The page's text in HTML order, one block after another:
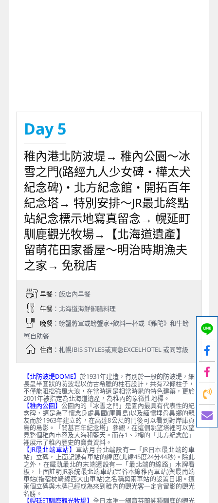
Day 5
稚內港北防波堤→ 稚內公園～冰
雪之門(路經九人少女碑‧樺太犬
紀念碑)‧北方紀念館‧開拓百年
紀念塔→ 特別安排～JR最北終點
站紀念標示地寫真留念→ 幌延町
馴鹿觀光牧場→【北海道遺產】
留萌花田家番屋～明治時期漁夫
之家→ 免稅店
早餐：飯店內早餐
午餐：北海道海鮮御膳料理
晚餐：螃蟹將軍或螃蟹家+飲料一杯或《難陀》和牛螃
蟹自助餐
住宿：札幌IBIS STYLES或東急EXCELHOTEL 或同等級
【北防波堤DOME】 於1931年建造，有別於一般的防波堤，細
長呈半圓狀的防波堤以仿古希臘的柱石設計，共有72條柱子，
不僅能阻擋強風大浪，在當時還是相當時髦的特色建築，更於
2001年被指定為北海道遺產，為稚內的象徵性地標。
【稚內公園】公園內的「冰雪之門」是園內最具有代表性的紀
念碑，這是為了懷念身處異國(庫頁島)以及緬懷埋骨異鄉的親
友而於1963年建立的，在高達8公尺的門後可以看到對岸庫頁
島的島影。「開基百年紀念塔」參觀，在這個眺望塔裡可以望
見整個稚內市容及大海和藍天。而在1、2樓的「北方紀念館」
裡展示了稚內歷史的寶貴資料。
【JR最北端車站】 車站月台北端設有一「JR日本最北端的車
站」立碑，上面記錄有車站的緯度(北緯45度24分44秒)。除此
之外，在鐵軌最北的末端還設有一「最北端的線路」木牌看
板，上面註明JR系統最北端車站(宗谷本線稚內車站)與最南端
車站(指宿枕崎線西大山車站)之名稱與兩車站的設置日期。這
兩個立碑與木牌已經成為來到稚內的觀光客一定會留影的觀光
名勝。
【幌延町馴鹿觀光牧場】全日本唯一飼育芬蘭純種馴鹿的觀光